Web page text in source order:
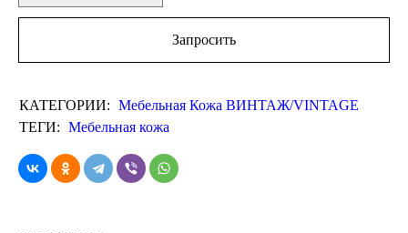
Запросить
КАТЕГОРИИ: Мебельная Кожа ВИНТАЖ/VINTAGE
ТЕГИ: Мебельная кожа